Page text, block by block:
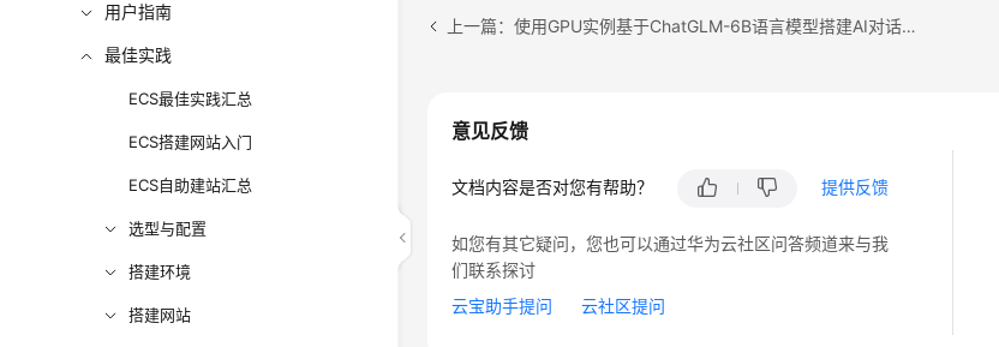
用户指南
最佳实践
ECS最佳实践汇总
ECS搭建网站入门
ECS自助建站汇总
选型与配置
搭建环境
搭建网站
上一篇：使用GPU实例基于ChatGLM-6B语言模型搭建AI对话机器人
意见反馈
文档内容是否对您有帮助？ 提供反馈
如您有其它疑问，您也可以通过华为云社区问答频道来与我
们联系探讨
云宝助手提问
云社区提问